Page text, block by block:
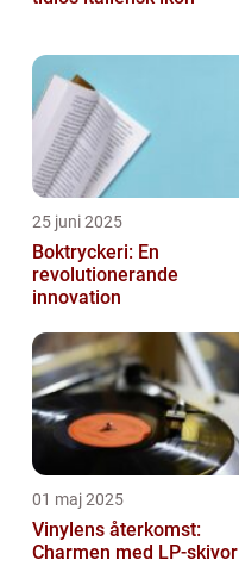
25 juni 2025
Boktryckeri: En
revolutionerande
innovation
01 maj 2025
Vinylens återkomst:
Charmen med LP-skivor